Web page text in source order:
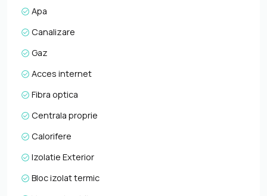
supermarketuri, farmacii, banci, restaurante, statii de
transport in comun si alte puncte de interes importante.
functionalitate, fiind ideala pentru un cuplu, studenti sau
persoane care isi doresc un spatiu bine organizat si usor
unei vizionari sau pentru a afla oferta noastra completa va
stam la dispozitie telefonic, prin e-mail sau la sediul
Napoca.
Apa
Canalizare
Gaz
Acces internet
Fibra optica
Centrala proprie
Calorifere
Izolatie Exterior
Bloc izolat termic